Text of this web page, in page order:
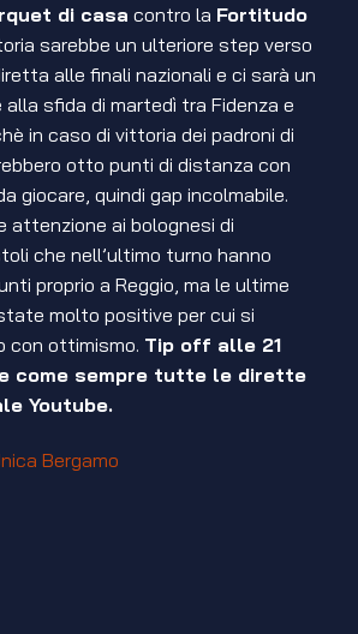
di casa contro la Fortitudo
sarebbe un ulteriore step verso
alle finali nazionali e ci sarà un
sfida di martedì tra Fidenza e
in caso di vittoria dei padroni di
otto punti di distanza con
giocare, quindi gap incolmabile.
attenzione ai bolognesi di
che nell’ultimo turno hanno
proprio a Reggio, ma le ultime
molto positive per cui si
con ottimismo. Tip off alle 21
come sempre tutte le dirette
Youtube.
Bergamo